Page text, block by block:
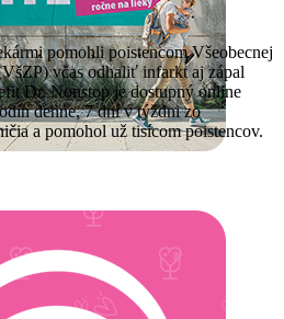
pomohli poistencom Všeobecnej
včas odhaliť infarkt aj zápal
Dr. Nonstop je dostupný online
denne, 7 dní v týždni zo
a pomohol už tisícom poistencov.